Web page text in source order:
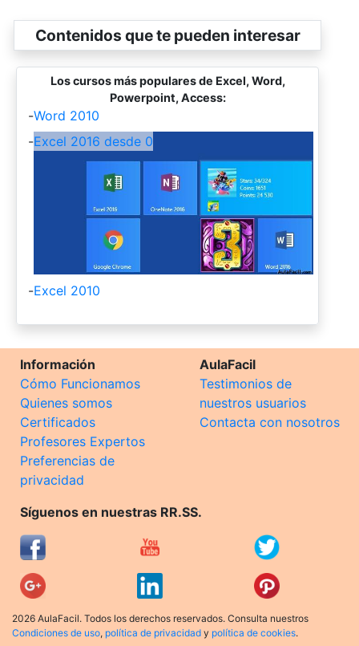
Contenidos que te pueden interesar
Los cursos más populares de Excel, Word,
Powerpoint, Access:
-Word 2010
-Excel 2016 desde 0
-Excel 2010
Información
Cómo Funcionamos
Quienes somos
Certificados
Profesores Expertos
Preferencias de
privacidad
AulaFacil
Testimonios de
nuestros usuarios
Contacta con nosotros
Síguenos en nuestras RR.SS.
2026 AulaFacil. Todos los derechos reservados. Consulta nuestros
Condiciones de uso, política de privacidad y política de cookies.